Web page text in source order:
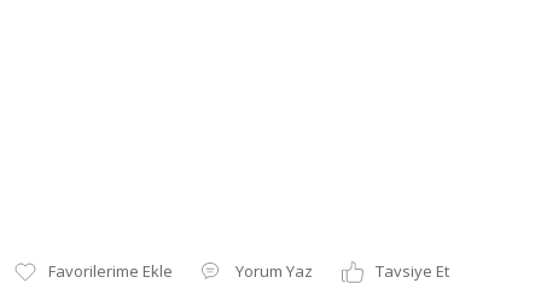
Yorum Yaz
Tavsiye Et